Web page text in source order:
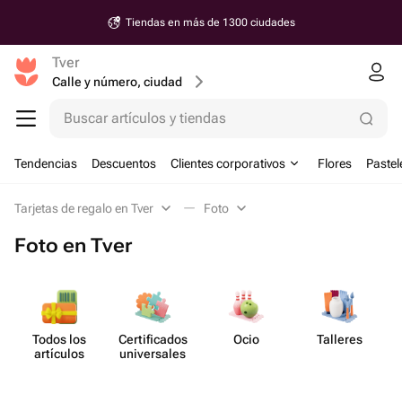
Tiendas en más de 1300 ciudades
Tver
Calle y número, ciudad
Buscar artículos y tiendas
Tendencias Descuentos Clientes corporativos Flores
Tarjetas de regalo en Tver Foto
Foto en Tver
Todos los
artículos
Certif​icados
unive​rsales
Ocio Talleres